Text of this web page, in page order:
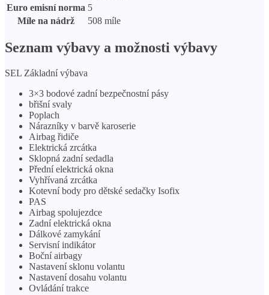
Euro emisní norma 5
Míle na nádrž
508 míle
Seznam výbavy a možnosti výbavy
SEL Základní výbava
3×3 bodové zadní bezpečnostní pásy
břišní svaly
Poplach
Nárazníky v barvě karoserie
Airbag řidiče
Elektrická zrcátka
Sklopná zadní sedadla
Přední elektrická okna
Vyhřívaná zrcátka
Kotevní body pro dětské sedačky Isofix
PAS
Airbag spolujezdce
Zadní elektrická okna
Dálkové zamykání
Servisní indikátor
Boční airbagy
Nastavení sklonu volantu
Nastavení dosahu volantu
Ovládání trakce